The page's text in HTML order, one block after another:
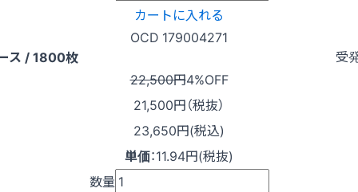
カートに入れる
OCD 179004271
ス / 1800枚
受
22,500円4%OFF
21,500円（税抜）
23,650円(税込)
単価：11.94円(税抜)
数量